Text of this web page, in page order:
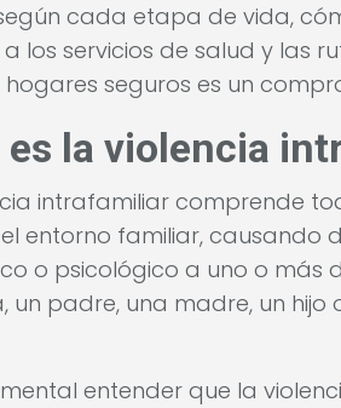
cada etapa de vida,
los servicios de salud y las
seguros es un
es la violencia
intrafamiliar comprende
entorno familiar, causando
o psicológico a uno o más
un padre, una madre, un
entender que la